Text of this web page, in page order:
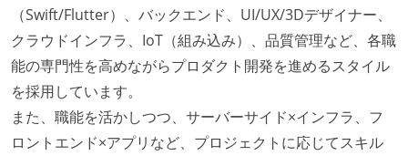
（Swift/Flutter）、バックエンド、UI/UX/3Dデザイナー、
クラウドインフラ、IoT（組み込み）、品質管理など、各職
能の専門性を高めながらプロダクト開発を進めるスタイル
を採用しています。
また、職能を活かしつつ、サーバーサイド×インフラ、フ
ロントエンド×アプリなど、プロジェクトに応じてスキル